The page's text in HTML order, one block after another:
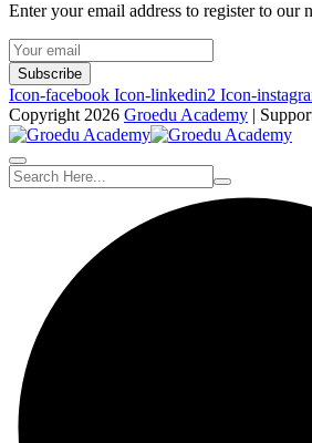
Enter your email address to register to our
Subscribe
Icon-facebook Icon-linkedin2 Icon-
Copyright 2026 Groedu Academy |